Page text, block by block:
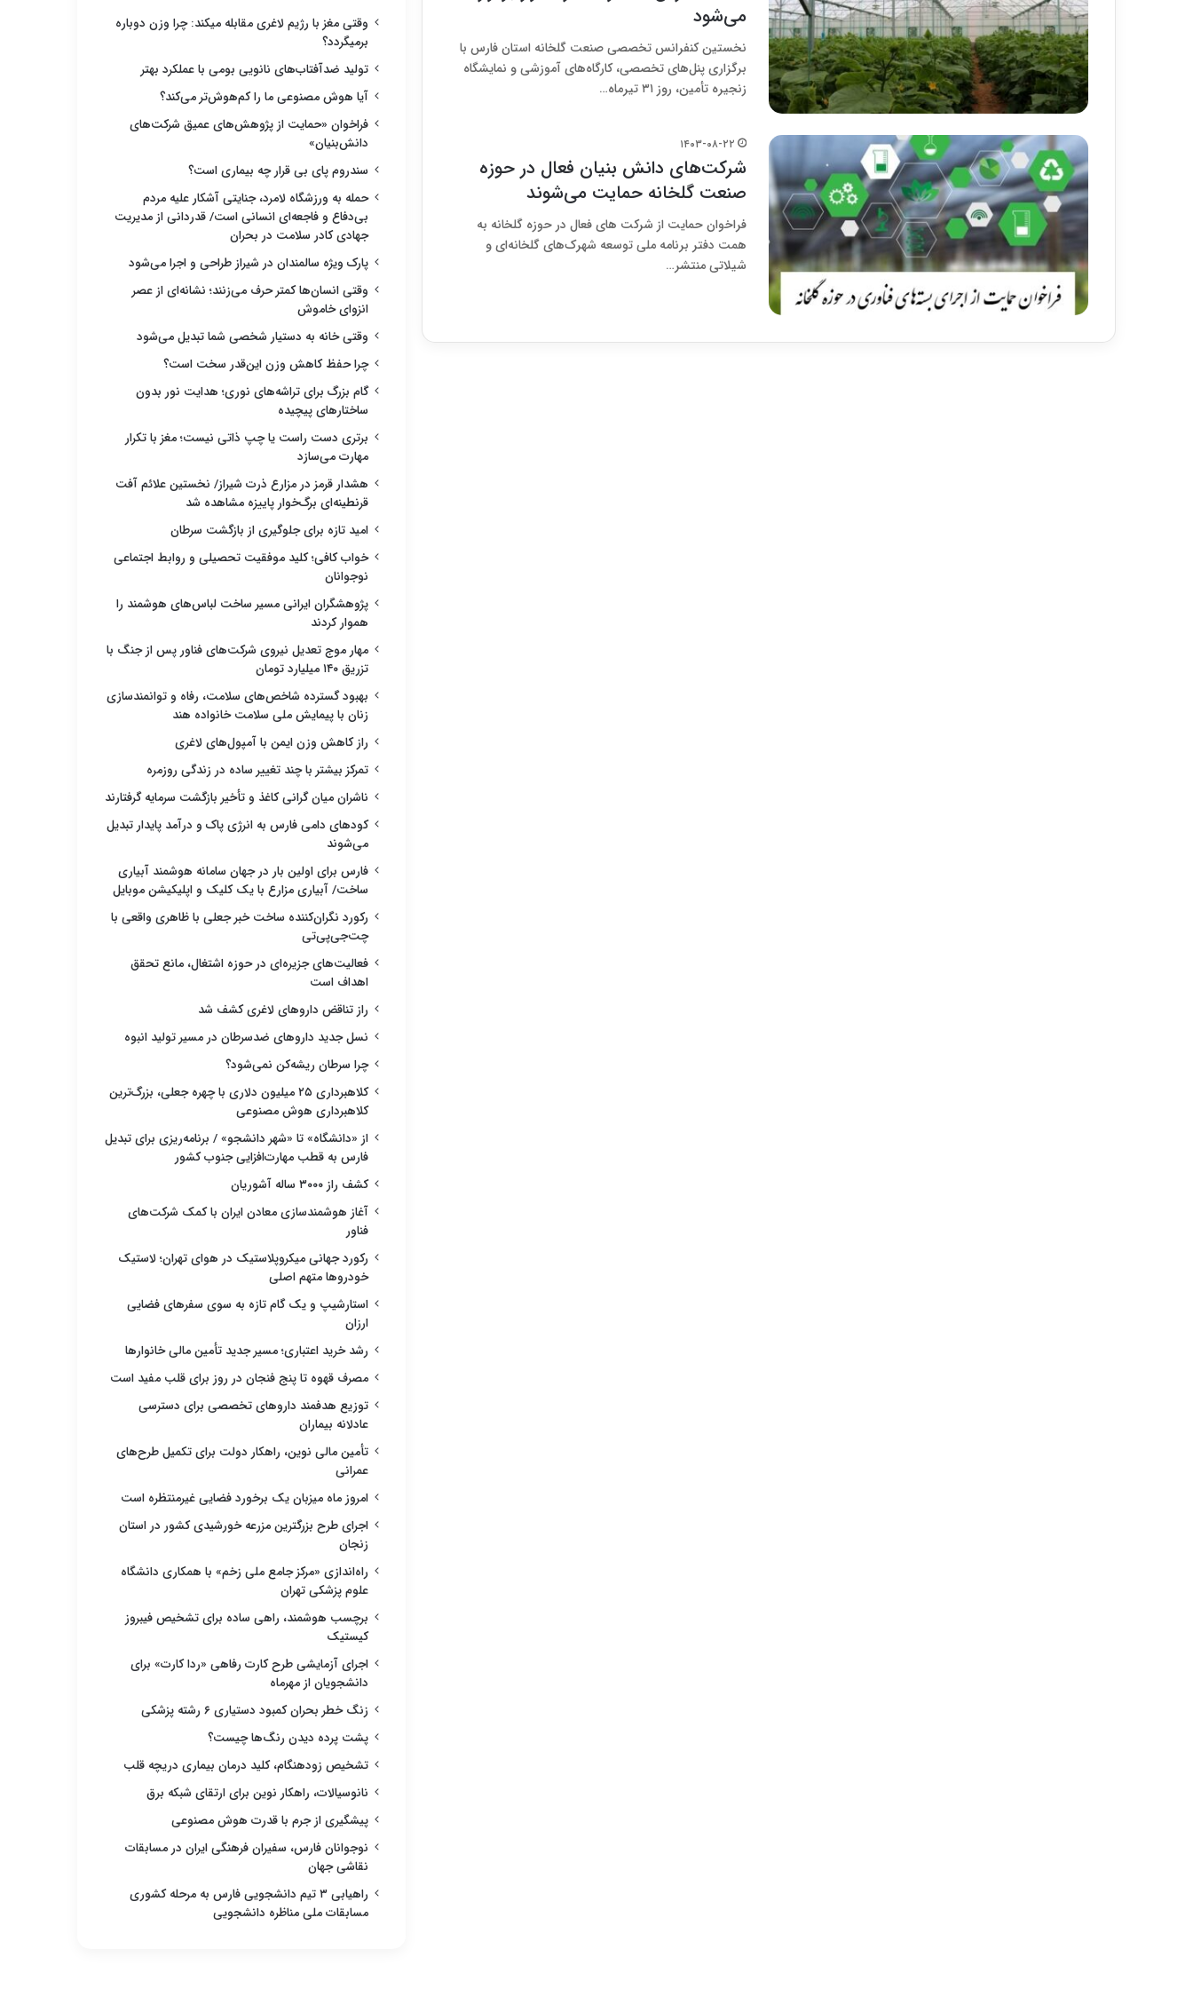
می‌شود
نخستین کنفرانس تخصصی صنعت گلخانه استان فارس با
برگزاری پنل‌های تخصصی، کارگاه‌های آموزشی و نمایشگاه
زنجیره تأمین، روز ۳۱ تیرماه…
۱۴۰۳-۰۸-۲۲
شرکت‌های دانش بنیان فعال در حوزه
صنعت گلخانه حمایت می‌شوند
فراخوان حمایت از شرکت های فعال در حوزه گلخانه به
همت دفتر برنامه ملی توسعه شهرک‌های گلخانه‌ای و
شیلاتی منتشر…
وقتی مغز با رژیم لاغری مقابله میکند: چرا وزن دوباره
برمیگردد؟
تولید ضدآفتاب‌های نانویی بومی با عملکرد بهتر
آیا هوش مصنوعی ما را کم‌هوش‌تر می‌کند؟
فراخوان «حمایت از پژوهش‌های عمیق شرکت‌های
دانش‌بنیان»
سندروم پای بی قرار چه بیماری است؟
حمله به ورزشگاه لامرد، جنایتی آشکار علیه مردم
بی‌دفاع و فاجعه‌ای انسانی است/ قدردانی از مدیریت
جهادی کادر سلامت در بحران
پارک ویژه سالمندان در شیراز طراحی و اجرا می‌شود
وقتی انسان‌ها کمتر حرف می‌زنند؛ نشانه‌ای از عصر
انزوای خاموش
وقتی خانه به دستیار شخصی شما تبدیل می‌شود
چرا حفظ کاهش وزن این‌قدر سخت است؟
گام بزرگ برای تراشه‌های نوری؛ هدایت نور بدون
ساختارهای پیچیده
برتری دست راست یا چپ ذاتی نیست؛ مغز با تکرار
مهارت می‌سازد
هشدار قرمز در مزارع ذرت شیراز/ نخستین علائم آفت
قرنطینه‌ای برگ‌خوار پاییزه مشاهده شد
امید تازه برای جلوگیری از بازگشت سرطان
خواب کافی؛ کلید موفقیت تحصیلی و روابط اجتماعی
نوجوانان
پژوهشگران ایرانی مسیر ساخت لباس‌های هوشمند را
هموار کردند
مهار موج تعدیل نیروی شرکت‌های فناور پس از جنگ با
تزریق ۱۴۰ میلیارد تومان
بهبود گسترده شاخص‌های سلامت، رفاه و توانمندسازی
زنان با پیمایش ملی سلامت خانواده هند
راز کاهش وزن ایمن با آمپول‌های لاغری
تمرکز بیشتر با چند تغییر ساده در زندگی روزمره
ناشران میان گرانی کاغذ و تأخیر بازگشت سرمایه گرفتارند
کودهای دامی فارس به انرژی پاک و درآمد پایدار تبدیل
می‌شوند
فارس برای اولین بار در جهان سامانه هوشمند آبیاری
ساخت/ آبیاری مزارع با یک کلیک و اپلیکیشن موبایل
رکورد نگران‌کننده ساخت خبر جعلی با ظاهری واقعی با
چت‌جی‌پی‌تی
فعالیت‌های جزیره‌ای در حوزه اشتغال، مانع تحقق
اهداف است
راز تناقض داروهای لاغری کشف شد
نسل جدید داروهای ضدسرطان در مسیر تولید انبوه
چرا سرطان ریشه‌کن نمی‌شود؟
کلاهبرداری ۲۵ میلیون دلاری با چهره جعلی، بزرگ‌ترین
کلاهبرداری هوش مصنوعی
از «دانشگاه» تا «شهر دانشجو» / برنامه‌ریزی برای تبدیل
فارس به قطب مهارت‌افزایی جنوب کشور
کشف راز ۳۰۰۰ ساله آشوریان
آغاز هوشمندسازی معادن ایران با کمک شرکت‌های
فناور
رکورد جهانی میکروپلاستیک در هوای تهران؛ لاستیک
خودروها متهم اصلی
استارشیپ و یک گام تازه به سوی سفرهای فضایی
ارزان
رشد خرید اعتباری؛ مسیر جدید تأمین مالی خانوارها
مصرف قهوه تا پنج فنجان در روز برای قلب مفید است
توزیع هدفمند داروهای تخصصی برای دسترسی
عادلانه بیماران
تأمین مالی نوین، راهکار دولت برای تکمیل طرح‌های
عمرانی
امروز ماه میزبان یک برخورد فضایی غیرمنتظره است
اجرای طرح بزرگترین مزرعه خورشیدی کشور در استان
زنجان
راه‌اندازی «مرکز جامع ملی زخم» با همکاری دانشگاه
علوم پزشکی تهران
برچسب هوشمند، راهی ساده برای تشخیص فیبروز
کیستیک
اجرای آزمایشی طرح کارت رفاهی «ردا کارت» برای
دانشجویان از مهرماه
زنگ خطر بحران کمبود دستیاری ۶ رشته پزشکی
پشت پرده دیدن رنگ‌ها چیست؟
تشخیص زودهنگام، کلید درمان بیماری دریچه قلب
نانوسیالات، راهکار نوین برای ارتقای شبکه برق
پیشگیری از جرم با قدرت هوش مصنوعی
نوجوانان فارس، سفیران فرهنگی ایران در مسابقات
نقاشی جهان
راهیابی ۳ تیم دانشجویی فارس به مرحله کشوری
مسابقات ملی مناظره دانشجویی